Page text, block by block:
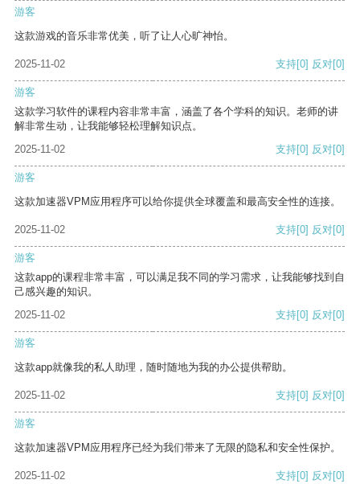
游客
这款游戏的音乐非常优美，听了让人心旷神怡。
2025-11-02 支持[0] 反对[0]
游客
这款学习软件的课程内容非常丰富，涵盖了各个学科的知识。老师的讲
解非常生动，让我能够轻松理解知识点。
2025-11-02
支持[0] 反对[0]
游客
这款加速器VPM应用程序可以给你提供全球覆盖和最高安全性的连接。
2025-11-02 支持[0] 反对[0]
游客
这款app的课程非常丰富，可以满足我不同的学习需求，让我能够找到自
己感兴趣的知识。
2025-11-02
支持[0] 反对[0]
游客
这款app就像我的私人助理，随时随地为我的办公提供帮助。
2025-11-02 支持[0] 反对[0]
游客
这款加速器VPM应用程序已经为我们带来了无限的隐私和安全性保护。
2025-11-02 支持[0] 反对[0]